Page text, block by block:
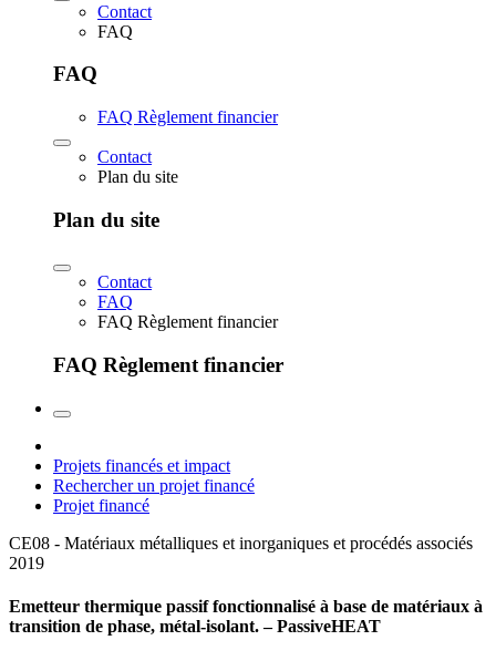
Contact
FAQ
FAQ
FAQ Règlement financier
Contact
Plan du site
Plan du site
Contact
FAQ
FAQ Règlement financier
FAQ Règlement financier
Projets financés et impact
Rechercher un projet financé
Projet financé
CE08 - Matériaux métalliques et inorganiques et procédés associés
2019
Emetteur thermique passif fonctionnalisé à base de matériaux à
transition de phase, métal-isolant. – PassiveHEAT